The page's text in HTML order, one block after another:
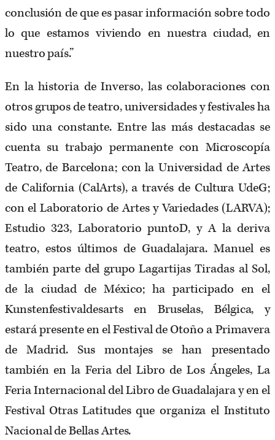
conclusión de que es pasar información sobre todo
lo que estamos viviendo en nuestra ciudad, en
nuestro país.”
En la historia de Inverso, las colaboraciones con
otros grupos de teatro, universidades y festivales ha
sido una constante. Entre las más destacadas se
cuenta su trabajo permanente con Microscopía
Teatro, de Barcelona; con la Universidad de Artes
de California (CalArts), a través de Cultura UdeG;
con el Laboratorio de Artes y Variedades (LARVA);
Estudio 323, Laboratorio puntoD, y A la deriva
teatro, estos últimos de Guadalajara. Manuel es
también parte del grupo Lagartijas Tiradas al Sol,
de la ciudad de México; ha participado en el
Kunstenfestivaldesarts en Bruselas, Bélgica, y
estará presente en el Festival de Otoño a Primavera
de Madrid. Sus montajes se han presentado
también en la Feria del Libro de Los Ángeles, La
Feria Internacional del Libro de Guadalajara y en el
Festival Otras Latitudes que organiza el Instituto
Nacional de Bellas Artes.